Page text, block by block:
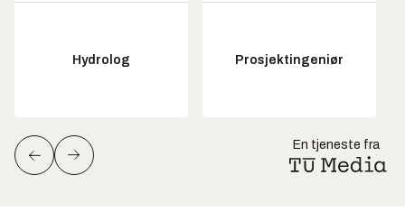
Hydrolog Prosjektingeniør
En tjeneste fra